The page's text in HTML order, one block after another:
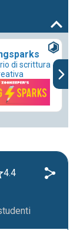
di scrittura
4.4